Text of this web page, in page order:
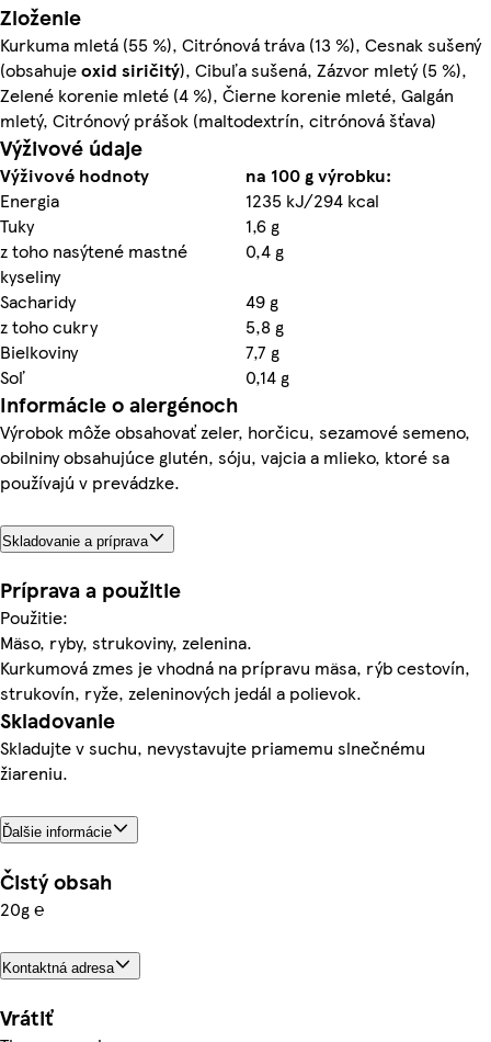
Zloženie
Kurkuma mletá (55 %), Citrónová tráva (13 %), Cesnak sušený
(obsahujeoxid siričitý), Cibuľa sušená, Zázvor mletý (5 %),
Zelené korenie mleté (4 %), Čierne korenie mleté, Galgán
mletý, Citrónový prášok (maltodextrín, citrónová šťava)
Výživové údaje
Výživové hodnoty
na 100 g výrobku:
Energia
1235 kJ/294 kcal
Tuky
1,6 g
z toho nasýtené mastné
kyseliny
0,4 g
Sacharidy
49 g
z toho cukry
5,8 g
Bielkoviny
7,7 g
Soľ
0,14 g
Informácie o alergénoch
Výrobok môže obsahovať zeler, horčicu, sezamové semeno,
obilniny obsahujúce glutén, sóju, vajcia a mlieko, ktoré sa
používajú v prevádzke.
Skladovanie a príprava
Príprava a použitie
Použitie:
Mäso, ryby, strukoviny, zelenina.
Kurkumová zmes je vhodná na prípravu mäsa, rýb cestovín,
strukovín, ryže, zeleninových jedál a polievok.
Skladovanie
Skladujte v suchu, nevystavujte priamemu slnečnému
žiareniu.
Ďalšie informácie
Čistý obsah
20g ℮
Kontaktná adresa
Vrátiť